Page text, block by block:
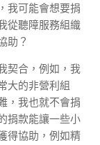
我可能會想要捐
從聽障服務組織
助？
契合，例如，我
大的非營利組
，我也就不會捐
捐款能讓一些小
得協助，例如精